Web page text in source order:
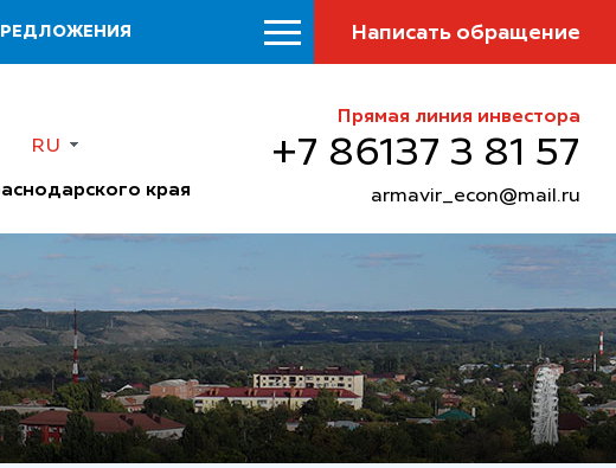
Написать обращение
RU
края
Прямая линия инвестора
+7 86137 3 81 57
armavir_econ@mail.ru